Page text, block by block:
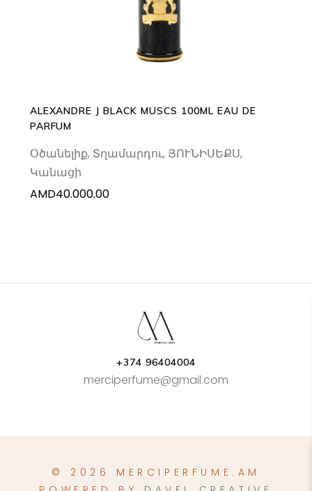
ALEXANDRE J BLACK MUSCS 100ML EAU DE
PARFUM
Օծանելիք, Տղամարդու, ՅՈՒՆԻՍԵՔՍ,
Կանացի
AMD40.000.00
+374 96404004
merciperfume@gmail.com
© 2026 MERCIPERFUME.AM